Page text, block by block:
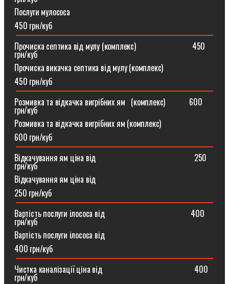
Послуги мулососа
450 грн/куб
Прочиска септика від мулу (комплекс) ⠀⠀⠀⠀⠀⠀⠀⠀⠀450
грн/куб
Прочиска викачка септика від мулу (комплекс)
450 грн/куб
Розмивка та відкачка вигрібних ям⠀(комплекс)⠀⠀⠀⠀600
грн/куб
Розмивка та відкачка вигрібних ям (комплекс)⠀
600 грн/куб
Відкачування ям ціна від ⠀⠀⠀⠀⠀⠀⠀⠀⠀⠀⠀⠀⠀⠀⠀⠀250
грн/куб
Відкачування ям ціна від
250 грн/куб
Вартість послуги ілососа від ⠀⠀⠀⠀⠀⠀⠀⠀⠀⠀⠀⠀⠀⠀400
грн/куб
Вартість послуги ілососа від
400 грн/куб
Чистка каналізації ціна від ⠀⠀⠀⠀⠀⠀⠀⠀⠀⠀⠀⠀⠀⠀⠀400
грн/куб